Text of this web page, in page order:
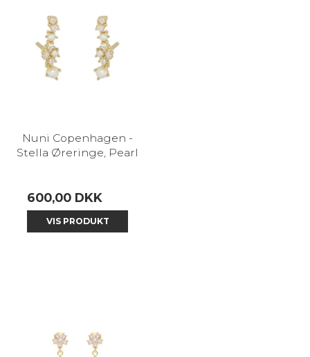
Nuni Copenhagen -
Stella Øreringe, Pearl
600,00 DKK
VIS PRODUKT